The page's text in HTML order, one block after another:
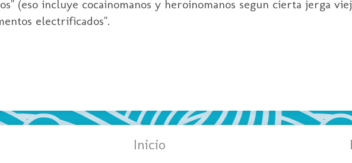
(eso incluye cocainomanos y heroinomanos segun cierta jerga
electrificados".
Inicio